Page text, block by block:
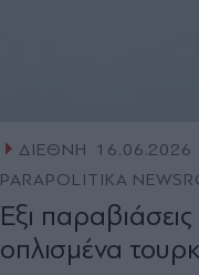
ΔΙΕΘΝΗ
16.06.2026
PARAPOLITIKA
Έξι
οπλισμένα